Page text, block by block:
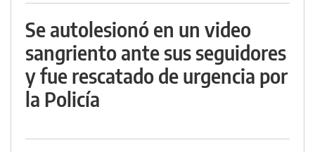
Se autolesionó en un video
sangriento ante sus seguidores
y fue rescatado de urgencia por
la Policía